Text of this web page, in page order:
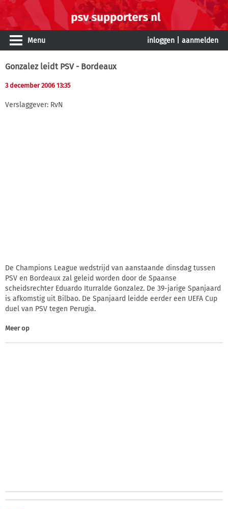
Menu inloggen aanmelden
Gonzalez leidt PSV - Bordeaux
3 december 2006 13:35
Verslaggever: RvN
De Champions League wedstrijd van aanstaande dinsdag tussen
PSV en Bordeaux zal geleid worden door de Spaanse
scheidsrechter Eduardo Iturralde Gonzalez. De 39-jarige Spanjaard
is afkomstig uit Bilbao. De Spanjaard leidde eerder een UEFA Cup
duel van PSV tegen Perugia.
Meer op